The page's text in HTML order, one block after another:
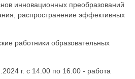
инновационных преобразований
распространение эффективных
работники образовательных
г. с 14.00 по 16.00 - работа